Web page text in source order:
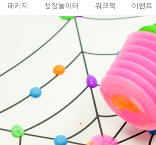
패키지 성장놀이터 워크북 이벤트